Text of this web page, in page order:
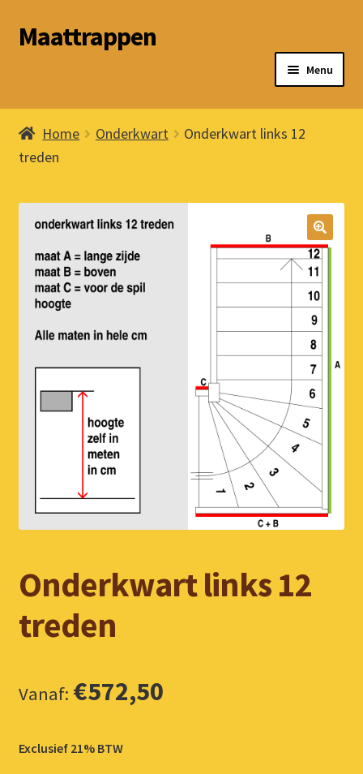
Ga
door
Ga
naar
Maattrappen
Menu
Trapsoorten
Materialen
Contact & adres
Home Onderkwart
Onderkwart links 12
treden
Onderkwart links 12
treden
Vanaf: €572,50
Exclusief 21% BTW